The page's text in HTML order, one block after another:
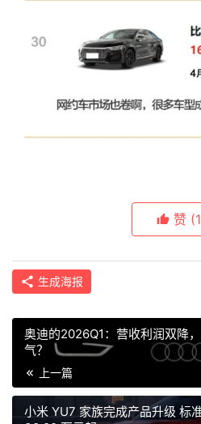
赞
生成海报
奥迪的2026Q1：营收利润双降
气？
上一篇
小米 YU7 家族完成产品升级 标